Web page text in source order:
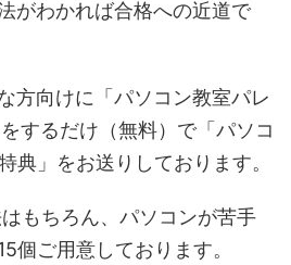
がわかれば合格への近道で
方向けに「パソコン教室パレ
するだけ（無料）で「パソコ
典」をお送りしております。
もちろん、パソコンが苦手
個ご用意しております。